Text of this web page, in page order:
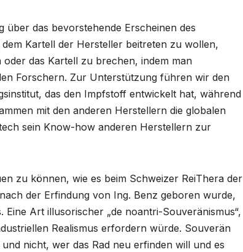
über das bevorstehende Erscheinen des
Kartell der Hersteller beitreten zu wollen,
das Kartell zu brechen, indem man
Forschern. Zur Unterstützung führen wir den
das den Impfstoff entwickelt hat, während
mit den anderen Herstellern die globalen
sein Know-how anderen Herstellern zur
zu können, wie es beim Schweizer ReiThera der
der Erfindung von Ing. Benz geboren wurde,
Art illusorischer „de noantri-Souveränismus“,
Realismus erfordern würde. Souverän
nicht, wer das Rad neu erfinden will und es